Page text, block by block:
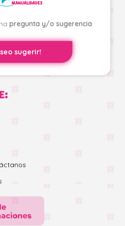
pregunta y/o sugerencia.
sugerir!